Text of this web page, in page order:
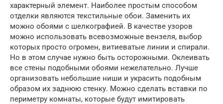
характерный элемент. Наиболее простым способом
отделки являются текстильные обои. Заменить их
можно обоями с шелкографией. В качестве узоров
можно использовать всевозможные вензеля, выбор
которых просто огромен, витиеватые линии и спирали.
Но в этом случае нужно быть осторожными. Оклеивать
все стены подобными обоями нежелательно. Лучше
организовать небольшие ниши и украсить подобным
образом их заднюю стенку. Можно сделать вставки по
периметру комнаты, которые будут имитировать